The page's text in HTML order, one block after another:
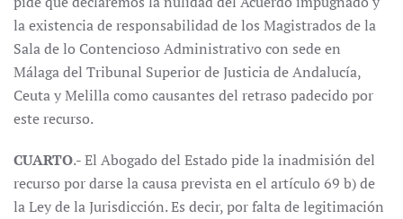
la existencia de responsabilidad de los Magistrados de la
Sala de lo Contencioso Administrativo con sede en
Málaga del Tribunal Superior de Justicia de Andalucía,
Ceuta y Melilla como causantes del retraso padecido por
este recurso.
CUARTO.- El Abogado del Estado pide la inadmisión del
recurso por darse la causa prevista en el artículo 69 b) de
la Ley de la Jurisdicción. Es decir, por falta de legitimación